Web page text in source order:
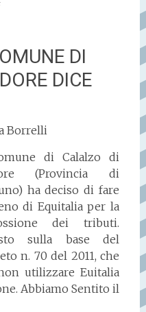
DI
DICE
Borrelli
di Calalzo di
(Provincia di
ha deciso di fare
di Equitalia per la
dei tributi.
sulla base del
n. 70 del 2011, che
utilizzare Euitalia
Abbiamo Sentito il